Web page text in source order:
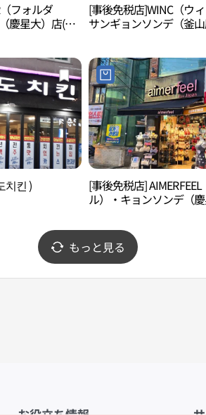
フォルダ
慶星大）店(폴
[事後免税店]WINC（ウ
サンギョンソンデ（釜
치킨 )
[事後免税店]
ル）・キョンソンデ（
もっと見る